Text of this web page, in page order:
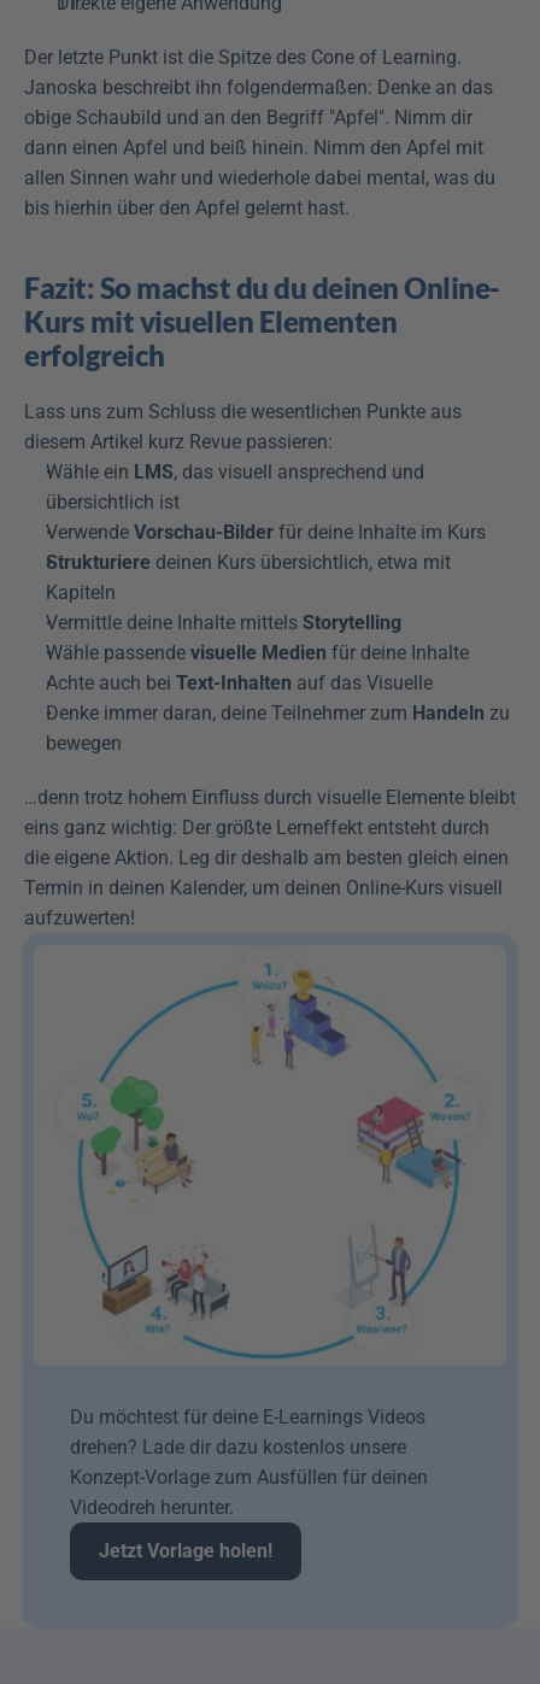
Der letzte Punkt ist die Spitze des Cone of Learning.
Janoska beschreibt ihn folgendermaßen: Denke an das
obige Schaubild und an den Begriff "Apfel". Nimm dir
dann einen Apfel und beiß hinein. Nimm den Apfel mit
allen Sinnen wahr und wiederhole dabei mental, was du
bis hierhin über den Apfel gelernt hast.
Fazit: So machst du du deinen Online-
Kurs mit visuellen Elementen
erfolgreich
Lass uns zum Schluss die wesentlichen Punkte aus
diesem Artikel kurz Revue passieren:
Wähle ein LMS, das visuell ansprechend und
übersichtlich ist
Verwende Vorschau-Bilder für deine Inhalte im Kurs
Strukturiere deinen Kurs übersichtlich, etwa mit
Kapiteln
Vermittle deine Inhalte mittels Storytelling
Wähle passende visuelle Medien für deine Inhalte
Achte auch bei Text-Inhalten auf das Visuelle
Denke immer daran, deine Teilnehmer zum Handeln zu
bewegen
…denn trotz hohem Einfluss durch visuelle Elemente bleibt
eins ganz wichtig: Der größte Lerneffekt entsteht durch
die eigene Aktion. Leg dir deshalb am besten gleich einen
Termin in deinen Kalender, um deinen Online-Kurs visuell
aufzuwerten!
Du möchtest für deine E-Learnings Videos
drehen? Lade dir dazu kostenlos unsere
Konzept-Vorlage zum Ausfüllen für deinen
Videodreh herunter.
Jetzt Vorlage holen!